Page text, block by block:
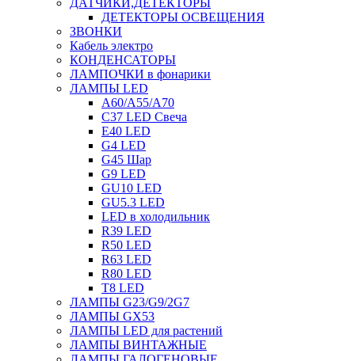
ДАТЧИКИ,ДЕТЕКТОРЫ
ДЕТЕКТОРЫ ОСВЕЩЕНИЯ
ЗВОНКИ
Кабель электро
КОНДЕНСАТОРЫ
ЛАМПОЧКИ в фонарики
ЛАМПЫ LED
A60/A55/A70
C37 LED Свеча
E40 LED
G4 LED
G45 Шар
G9 LED
GU10 LED
GU5.3 LED
LED в холодильник
R39 LED
R50 LED
R63 LED
R80 LED
T8 LED
ЛАМПЫ G23/G9/2G7
ЛАМПЫ GX53
ЛАМПЫ LED для растений
ЛАМПЫ ВИНТАЖНЫЕ